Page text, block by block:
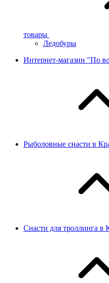
товары
Ледобуры
Интернет-магазин "По
Рыболовные снасти в
Снасти для троллинга в